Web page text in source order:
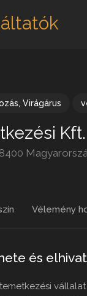
, Virágárus
Kft.
Vélemény
és